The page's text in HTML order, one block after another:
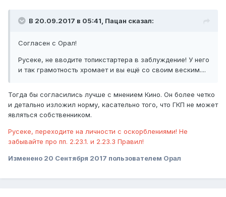
В 20.09.2017 в 05:41, Пацан сказал:
Согласен с Орал!
Русеке, не вводите топикстартера в заблуждение! У него
и так грамотность хромает и вы ещё со своим веским....
Тогда бы согласились лучше с мнением Кино. Он более четко
и детально изложил норму, касательно того, что ГКП не может
являться собственником.
Русеке, переходите на личности с оскорблениями! Не
забывайте про пп. 2.23.1. и 2.23.3 Правил!
Изменено 20 Сентября 2017 пользователем Орал